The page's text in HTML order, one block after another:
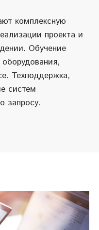
комплексную
проекта и
Обучение
Техподдержка,
систем
запросу.